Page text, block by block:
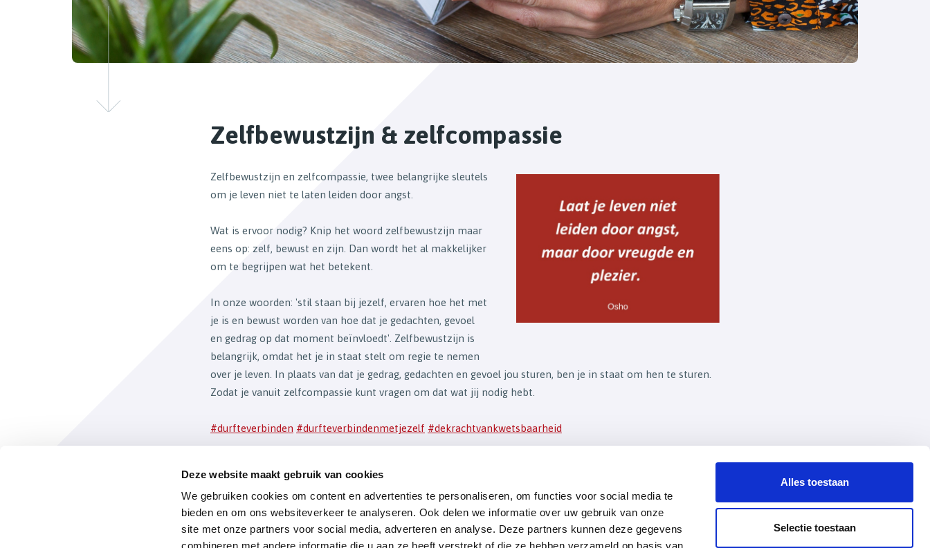
Deze website maakt gebruik van cookies
We gebruiken cookies om content en advertenties te personaliseren, om functies voor social media te
bieden en om ons websiteverkeer te analyseren. Ook delen we informatie over uw gebruik van onze
site met onze partners voor social media, adverteren en analyse. Deze partners kunnen deze gegevens
Alles toestaan
Selectie toestaan
Zelfbewustzijn & zelfcompassie
Zelfbewustzijn en zelfcompassie, twee belangrijke sleutels
om je leven niet te laten leiden door angst.
Wat is ervoor nodig? Knip het woord zelfbewustzijn maar
eens op: zelf, bewust en zijn. Dan wordt het al makkelijker
om te begrijpen wat het betekent.
In onze woorden: 'stil staan bij jezelf, ervaren hoe het met
je is en bewust worden van hoe dat je gedachten, gevoel
en gedrag op dat moment beïnvloedt'. Zelfbewustzijn is
belangrijk, omdat het je in staat stelt om regie te nemen
over je leven. In plaats van dat je gedrag, gedachten en gevoel jou sturen, ben je in staat om hen te sturen.
Zodat je vanuit zelfcompassie kunt vragen om dat wat jij nodig hebt.
#durfteverbinden #durfteverbindenmetjezelf #dekrachtvankwetsbaarheid
Terug naar het overzicht